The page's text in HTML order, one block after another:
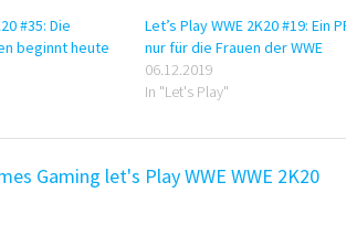
#35: Die
beginnt heute
Let’s Play WWE 2K20 #19: Ein
nur für die Frauen der WWE
06.12.2019
In "Let's Play"
Gaming let's PlayWWE WWE 2K20